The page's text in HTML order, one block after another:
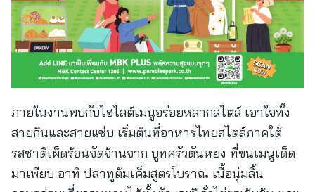
ภายในงานพบกับไฮไลต์เมนูอร่อยหลากสไตล์ เอาใจทั้ง
สายกินและสายแซ่บ เริ่มต้นที่อาหารไทยสไตล์ภาคใต้
รสชาติเผ็ดร้อนจัดจ้านจาก บูทครัวตันหยง ที่ขนเมนูเด็ด
มาเพียบ อาทิ ปลาทูต้มเค็มสูตรโบราณ เนื้อนุ่มลิ้น